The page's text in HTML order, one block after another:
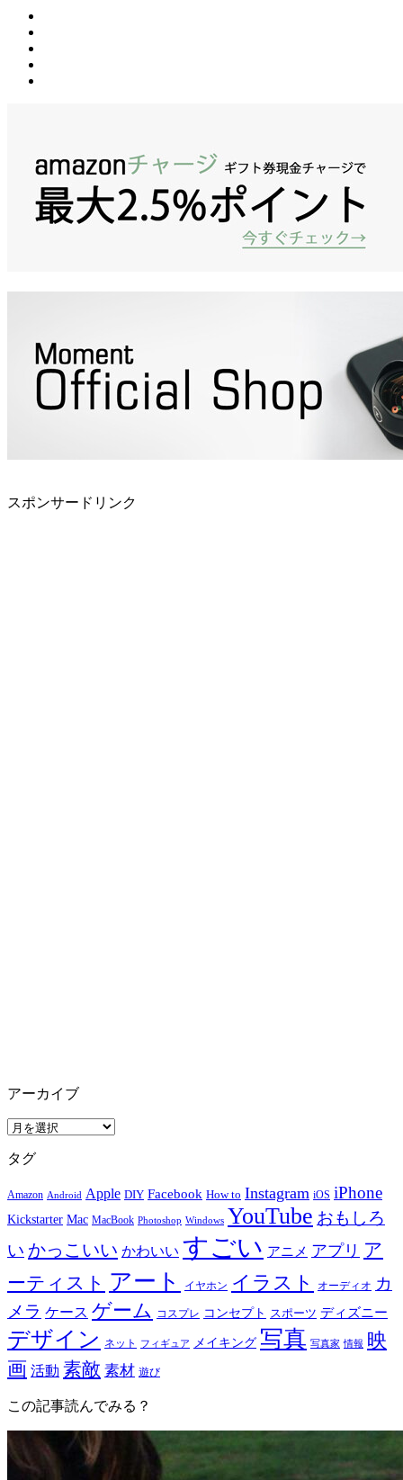
スポンサードリンク
アーカイブ
ア
カ
ブ
タグ
Amazon Android Apple DIY Facebook How to Instagram iOS iPhone
Kickstarter Mac MacBook Photoshop Windows YouTube おもしろ
い かっこいい かわいい すごい アニメ アプリ ア
ーティスト アート イヤホン イラスト オーディオ カ
メラ ケース ゲーム コスプレ コンセプト スポーツ ディズニー
デザイン ネット フィギュア メイキング 写真 写真家 情報 映
画 活動 素敵 素材 遊び
この記事読んでみる？